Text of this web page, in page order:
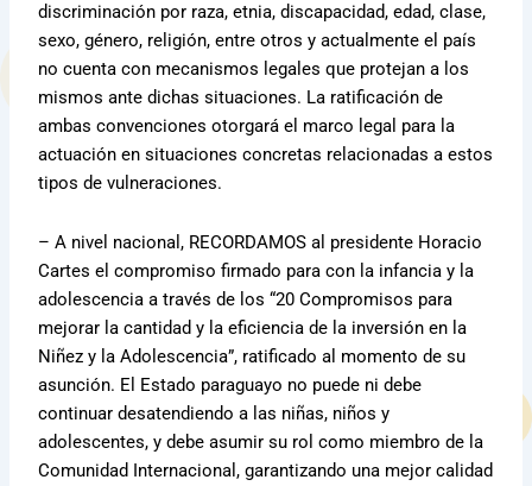
discriminación por raza, etnia, discapacidad, edad, clase,
sexo, género, religión, entre otros y actualmente el país
no cuenta con mecanismos legales que protejan a los
mismos ante dichas situaciones. La ratificación de
ambas convenciones otorgará el marco legal para la
actuación en situaciones concretas relacionadas a estos
tipos de vulneraciones.
– A nivel nacional, RECORDAMOS al presidente Horacio
Cartes el compromiso firmado para con la infancia y la
adolescencia a través de los “20 Compromisos para
mejorar la cantidad y la eficiencia de la inversión en la
Niñez y la Adolescencia”, ratificado al momento de su
asunción. El Estado paraguayo no puede ni debe
continuar desatendiendo a las niñas, niños y
adolescentes, y debe asumir su rol como miembro de la
Comunidad Internacional, garantizando una mejor calidad